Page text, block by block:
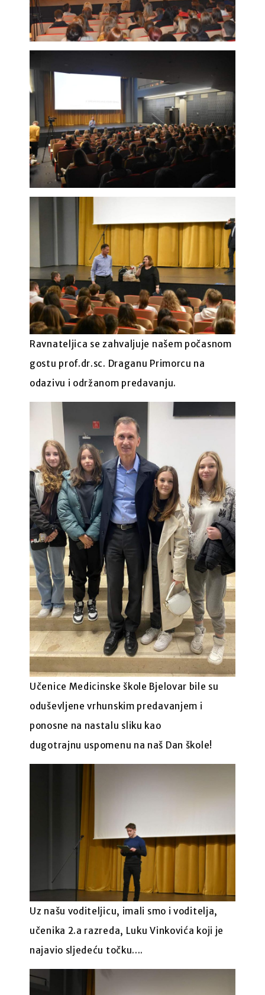
Ravnateljica se zahvaljuje našem počasnom
gostu prof.dr.sc. Draganu Primorcu na
odazivu i održanom predavanju.
Učenice Medicinske škole Bjelovar bile su
oduševljene vrhunskim predavanjem i
ponosne na nastalu sliku kao
dugotrajnu uspomenu na naš Dan škole!
Uz našu voditeljicu, imali smo i voditelja,
učenika 2.a razreda, Luku Vinkovića koji je
najavio sljedeću točku....